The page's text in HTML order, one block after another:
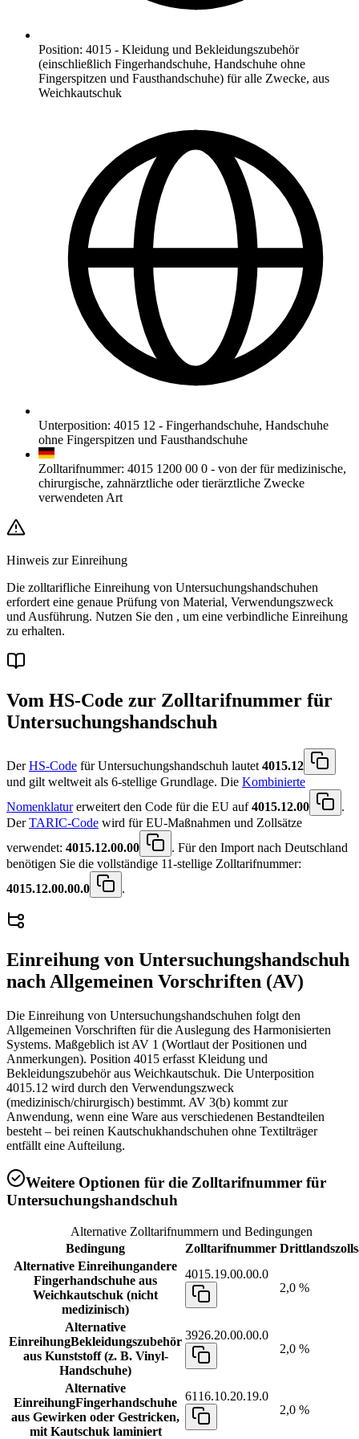
Position: 4015 - Kleidung und Bekleidungszubehör
(einschließlich Fingerhandschuhe, Handschuhe ohne
Fingerspitzen und Fausthandschuhe) für alle Zwecke, aus
Weichkautschuk
Unterposition: 4015 12 - Fingerhandschuhe, Handschuhe
ohne Fingerspitzen und Fausthandschuhe
Zolltarifnummer: 4015 1200 00 0 - von der für medizinische,
chirurgische, zahnärztliche oder tierärztliche Zwecke
verwendeten Art
Hinweis zur Einreihung
Die zolltarifliche Einreihung von Untersuchungshandschuhen
erfordert eine genaue Prüfung von Material, Verwendungszweck
und Ausführung. Nutzen Sie den , um eine verbindliche Einreihung
zu erhalten.
Vom HS-Code zur Zolltarifnummer für
Untersuchungshandschuh
DerHS-Code für Untersuchungshandschuh lautet4015.12
und gilt weltweit als 6-stellige Grundlage. Die Kombinierte
Nomenklaturerweitert den Code für die EU auf4015.12.00
.
DerTARIC-Code wird für EU-Maßnahmen und Zollsätze
verwendet: 4015.12.00.00
. Für den Import nach Deutschland
benötigen Sie die vollständige 11-stellige Zolltarifnummer:
4015.12.00.00.0
.
Einreihung von Untersuchungshandschuh
nach Allgemeinen Vorschriften (AV)
Die Einreihung von Untersuchungshandschuhen folgt den
Allgemeinen Vorschriften für die Auslegung des Harmonisierten
Systems. Maßgeblich ist AV 1 (Wortlaut der Positionen und
Anmerkungen). Position 4015 erfasst Kleidung und
Bekleidungszubehör aus Weichkautschuk. Die Unterposition
4015.12 wird durch den Verwendungszweck
(medizinisch/chirurgisch) bestimmt. AV 3(b) kommt zur
Anwendung, wenn eine Ware aus verschiedenen Bestandteilen
besteht – bei reinen Kautschukhandschuhen ohne Textilträger
entfällt eine Aufteilung.
Weitere Optionen für die Zolltarifnummer für
Untersuchungshandschuh
Alternative Zolltarifnummern und Bedingungen
Bedingung
Zolltarifnummer
Alternative Einreihungandere
Fingerhandschuhe aus
Weichkautschuk (nicht
medizinisch)
4015.19.00.00.0
2,0 %
Alternative
EinreihungBekleidungszubehör
aus Kunststoff (z. B. Vinyl-
Handschuhe)
3926.20.00.00.0
2,0 %
Alternative
EinreihungFingerhandschuhe
aus Gewirken oder Gestricken,
mit Kautschuk laminiert
6116.10.20.19.0
2,0 %